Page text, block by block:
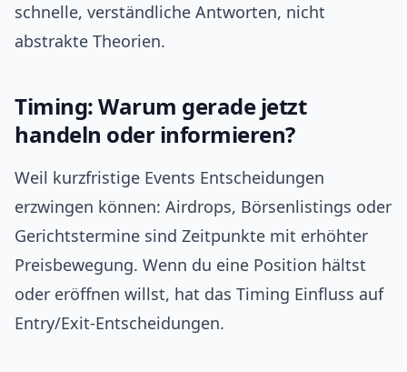
schnelle, verständliche Antworten, nicht
abstrakte Theorien.
Timing: Warum gerade jetzt
handeln oder informieren?
Weil kurzfristige Events Entscheidungen
erzwingen können: Airdrops, Börsenlistings oder
Gerichtstermine sind Zeitpunkte mit erhöhter
Preisbewegung. Wenn du eine Position hältst
oder eröffnen willst, hat das Timing Einfluss auf
Entry/Exit‑Entscheidungen.